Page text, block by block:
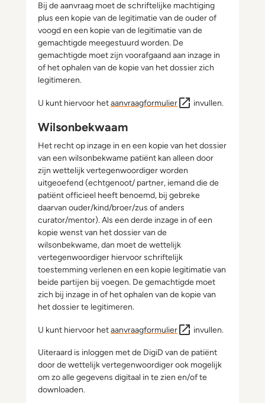
Bij de aanvraag moet de schriftelijke machtiging
plus een kopie van de legitimatie van de ouder of
voogd en een kopie van de legitimatie van de
gemachtigde meegestuurd worden. De
gemachtigde moet zijn voorafgaand aan inzage in
of het ophalen van de kopie van het dossier zich
legitimeren.
U kunt hiervoor hetaanvraagformulier invullen.
Wilsonbekwaam
Het recht op inzage in en een kopie van het dossier
van een wilsonbekwame patiënt kan alleen door
zijn wettelijk vertegenwoordiger worden
uitgeoefend (echtgenoot/ partner, iemand die de
patiënt officieel heeft benoemd, bij gebreke
daarvan ouder/kind/broer/zus of anders
curator/mentor). Als een derde inzage in of een
kopie wenst van het dossier van de
wilsonbekwame, dan moet de wettelijk
vertegenwoordiger hiervoor schriftelijk
toestemming verlenen en een kopie legitimatie van
beide partijen bij voegen. De gemachtigde moet
zich bij inzage in of het ophalen van de kopie van
het dossier te legitimeren.
U kunt hiervoor hetaanvraagformulier invullen.
Uiteraard is inloggen met de DigiD van de patiënt
door de wettelijk vertegenwoordiger ook mogelijk
om zo alle gegevens digitaal in te zien en/of te
downloaden.